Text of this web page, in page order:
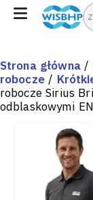
Strona główna/
robocze/
robocze Sirius
odblaskowymi